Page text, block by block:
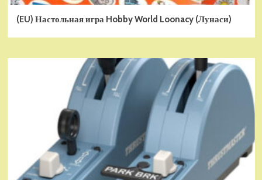
(EU) Настольная игра Hobby World Loonacy (Лунаси)